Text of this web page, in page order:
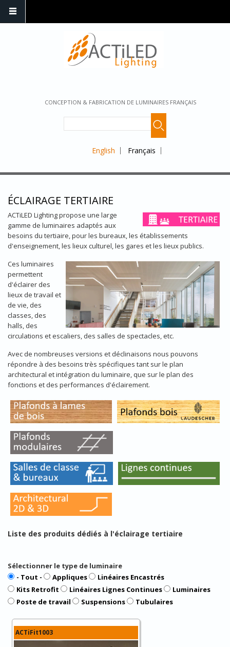
CONCEPTION & FABRICATION DE LUMINAIRES FRANÇAIS
English Français
ÉCLAIRAGE TERTIAIRE
ACTiLED Lighting propose une large
gamme de luminaires adaptés aux
besoins du tertiaire, pour les bureaux, les établissements
d'enseignement, les lieux culturel, les gares et les lieux publics.
Ces luminaires
permettent
d'éclairer des
lieux de travail et
de vie, des
classes, des
halls, des
circulations et escaliers, des salles de spectacles, etc.
Avec de nombreuses versions et déclinaisons nous pouvons
répondre à des besoins très spécifiques tant sur le plan
architectural et intégration du luminaire, que sur le plan des
fonctions et des performances d'éclairement.
Liste des produits dédiés à l'éclairage tertiaire
Sélectionner le type de luminaire
- Tout -
Appliques
Linéaires Encastrés
Kits Retrofit
Linéaires Lignes Continues
Luminaires
Poste de travail
Suspensions Tubulaires
ACTiFit1003